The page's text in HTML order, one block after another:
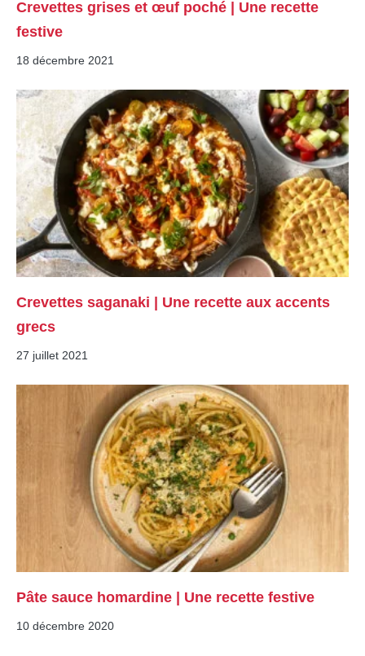
Crevettes grises et œuf poché | Une recette
festive
18 décembre 2021
Crevettes saganaki | Une recette aux accents
grecs
27 juillet 2021
Pâte sauce homardine | Une recette festive
10 décembre 2020